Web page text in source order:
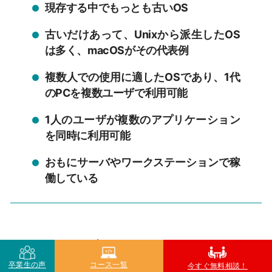
現存する中でもっとも古いOS
古いだけあって、Unixから派生したOS
は多く、macOSがその代表例
複数人での使用に適したOSであり、1代
のPCを複数ユーザで利用可能
1人のユーザが複数のアプリケーション
を同時に利用可能
おもにサーバやワークステーションで稼
働している
このように、
最古のOSであり、シェアは低いも
のの、まだまだ現役で動いており、数々の派生を
卒業生の声 コース一覧 今すぐ無料相談！